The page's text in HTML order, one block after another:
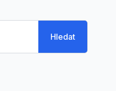
Hledat